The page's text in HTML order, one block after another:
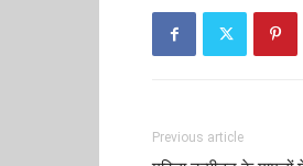
Previous article